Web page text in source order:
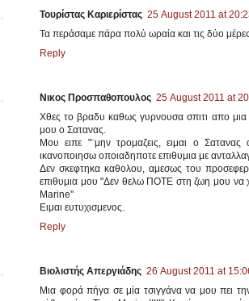
Τουρίστας Καριερίστας 25 August 2011 at
Τα περάσαμε πάρα πολύ ωραία και τις δύο
Reply
Νικος Προσπαθοπουλος 25 August 2011 at
Χθες το βραδυ καθως γυρνουσα σπιτι απο
μου ο Σατανας.
Μου ειπε "¨μην τρομαζεις, ειμαι ο
ικανοποιησω οποιαδηποτε επιθυμια με
Δεν σκεφτηκα καθολου, αμεσως του
επιθυμια μου "Δεν θελω ΠΟΤΕ στη ζωη μου
Marine"
Ειμαι ευτυχισμενος.
Reply
Βιολιστής Απεργιάδης 26 August 2011 at
Μια φορά πήγα σε μία τσιγγάνα να μου πει